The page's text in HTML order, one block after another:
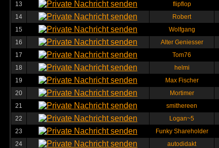
13
flipflop
14
Robert
15
Wolfgang
16
Alter Geniesser
17
Tom76
18
helmi
19
Max Fischer
20
Mortimer
21
smithereen
22
Logan~5
23
Funky Shareholder
24
autodidakt